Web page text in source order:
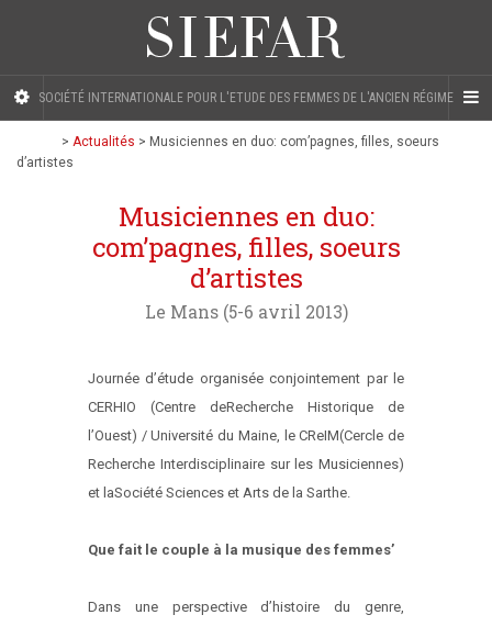
SOCIÉTÉ INTERNATIONALE POUR L'ETUDE DES FEMMES DE L'ANCIEN RÉGIME
> Actualités > Musiciennes en duo: com’pagnes, filles, soeurs
d’artistes
Musiciennes en duo:
com’pagnes, filles, soeurs
d’artistes
Le Mans (5-6 avril 2013)
Journée d’étude organisée conjointement par le
CERHIO (Centre deRecherche Historique de
l’Ouest) / Université du Maine, le CReIM(Cercle de
Recherche Interdisciplinaire sur les Musiciennes)
et laSociété Sciences et Arts de la Sarthe.
Que fait le couple à la musique des femmes’
Dans une perspective d’histoire du genre,